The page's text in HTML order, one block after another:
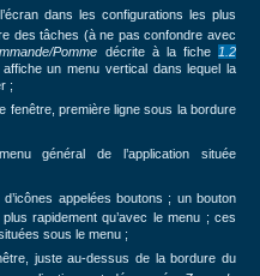
dans les configurations les plus
des tâches (à ne pas confondre avec
Pomme décrite à la fiche 1.2
un menu vertical dans lequel la
;
fenêtre, première ligne sous la bordure
général de l’application située
appelées boutons ; un bouton
rapidement qu’avec le menu ; ces
sous le menu ;
juste au-dessus de la bordure du